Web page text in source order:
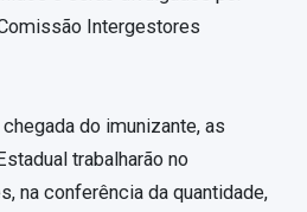
Intergestores
do imunizante, as
trabalharão no
na conferência da quantidade,